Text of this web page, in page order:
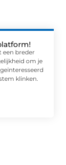
een breder
om je
klinken.